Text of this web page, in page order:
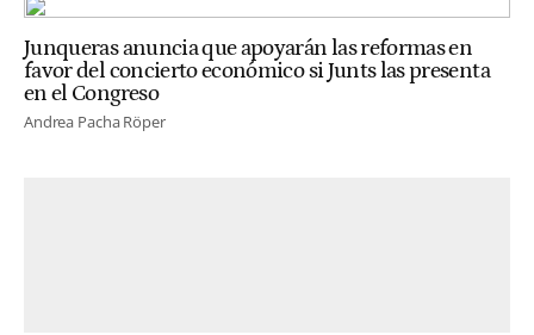
Junqueras anuncia que apoyarán las reformas en
favor del concierto económico si Junts las presenta
en el Congreso
Andrea Pacha Röper